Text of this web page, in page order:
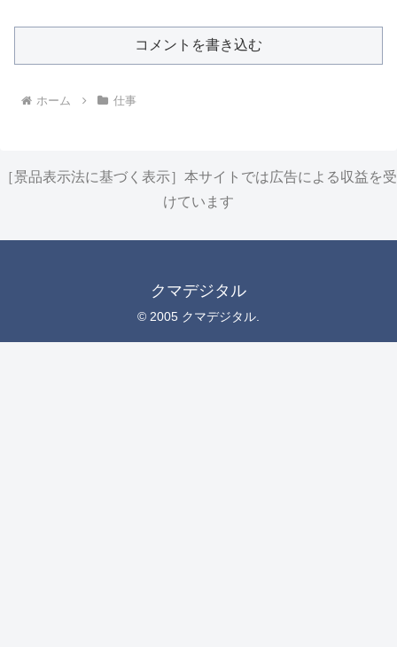
コメントを書き込む
ホーム 仕事
［景品表示法に基づく表示］本サイトでは広告による収益を受
けています
クマデジタル
© 2005 クマデジタル.